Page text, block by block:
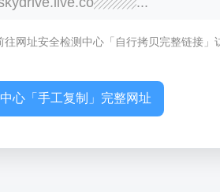
网址安全检测中心「自行拷贝完整链接」
心「手工复制」完整网址